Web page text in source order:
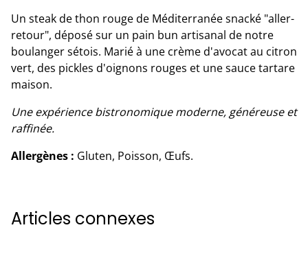
Un steak de thon rouge de Méditerranée snacké "aller-
retour", déposé sur un pain bun artisanal de notre
boulanger sétois. Marié à une crème d'avocat au citron
vert, des pickles d'oignons rouges et une sauce tartare
maison.
Une expérience bistronomique moderne, généreuse et
raffinée.
Allergènes : Gluten, Poisson, Œufs.
Articles connexes